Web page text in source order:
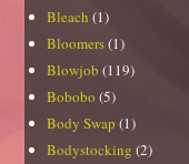
Bleach (1)
Bloomers(1)
Blowjob (119)
Bobobo (5)
Body Swap (1)
Bodystocking (2)